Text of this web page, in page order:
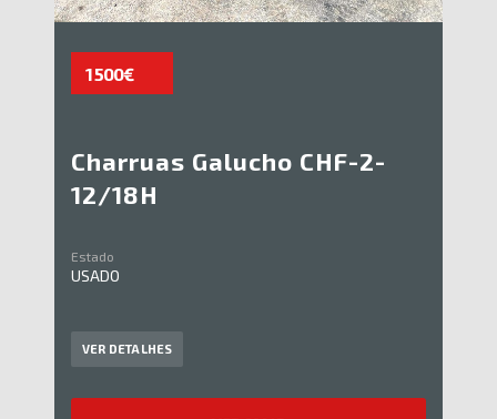
1 500€
Charruas Galucho CHF-2-
12/18H
Estado
USADO
VER DETALHES